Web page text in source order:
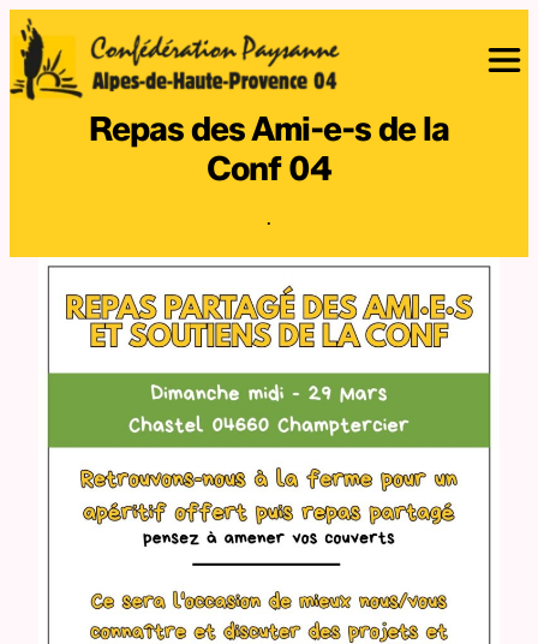
Repas des Ami-e-s de la
Conf 04
·